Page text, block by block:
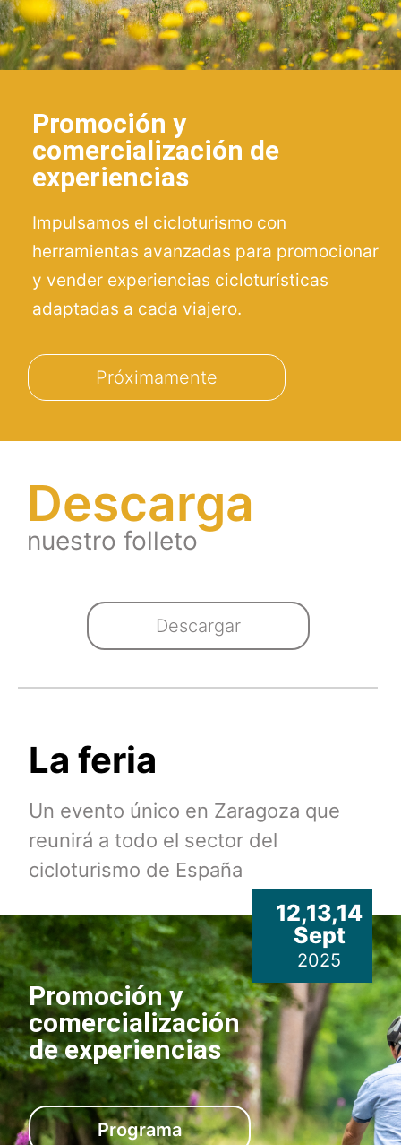
Promoción y
comercialización de
experiencias
Impulsamos el cicloturismo con
herramientas avanzadas para promocionar
y vender experiencias cicloturísticas
adaptadas a cada viajero.
Próximamente
Descarga
nuestro folleto
Descargar
La feria
Un evento único en Zaragoza que
reunirá a todo el sector del
cicloturismo de España
12,13,14
Sept
2025
Promoción y
comercialización
de experiencias
Programa